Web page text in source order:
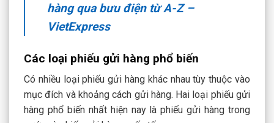
hàng qua bưu điện từ A-Z –
VietExpress
Các loại phiếu gửi hàng phổ biến
Có nhiều loại phiếu gửi hàng khác nhau tùy thuộc vào
mục đích và khoảng cách gửi hàng. Hai loại phiếu gửi
hàng phổ biến nhất hiện nay là phiếu gửi hàng trong